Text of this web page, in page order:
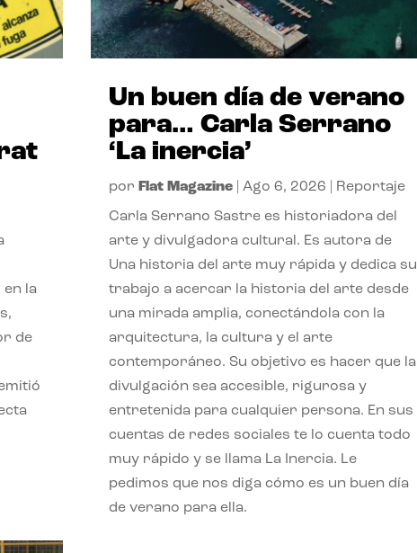
la
de
Un buen día de verano
para… Carla Serrano
‘La inercia’
por Flat Magazine| Ago 6, 2026 Reportaje
Carla Serrano Sastre es historiadora del
arte y divulgadora cultural. Es autora de
Una historia del arte muy rápida y dedica su
trabajo a acercar la historia del arte desde
una mirada amplia, conectándola con la
arquitectura, la cultura y el arte
contemporáneo. Su objetivo es hacer que la
divulgación sea accesible, rigurosa y
entretenida para cualquier persona. En sus
cuentas de redes sociales te lo cuenta todo
muy rápido y se llama La Inercia. Le
pedimos que nos diga cómo es un buen día
de verano para ella.